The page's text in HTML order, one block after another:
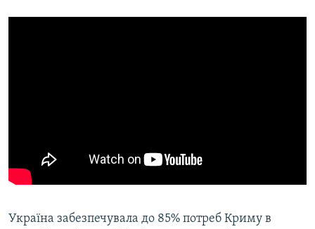
Україна забезпечувала до 85% потреб Криму в